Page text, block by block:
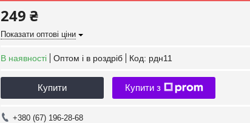
249 ₴
Показати оптові ціни
В наявності Оптом і в роздріб Код: рдн11
Купити Купити з
+380 (67) 196-28-68